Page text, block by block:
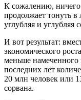
К сожалению, ничего
продолжает тонуть в
углубляя и углубляя
И вот результат:
экономического
меньше намеченного
последних лет
20 млн человек или
сорвана.